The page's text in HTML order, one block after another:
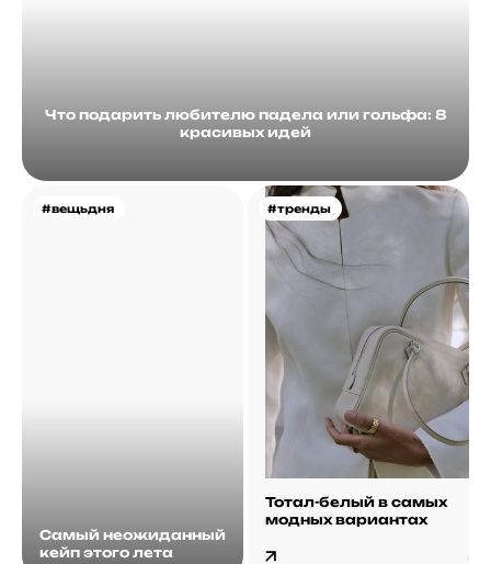
Что подарить любителю падела или гольфа: 8
красивых идей
#вещьдня
Самый неожиданный
кейп этого лета
#тренды
Тотал-белый в самых
модных вариантах